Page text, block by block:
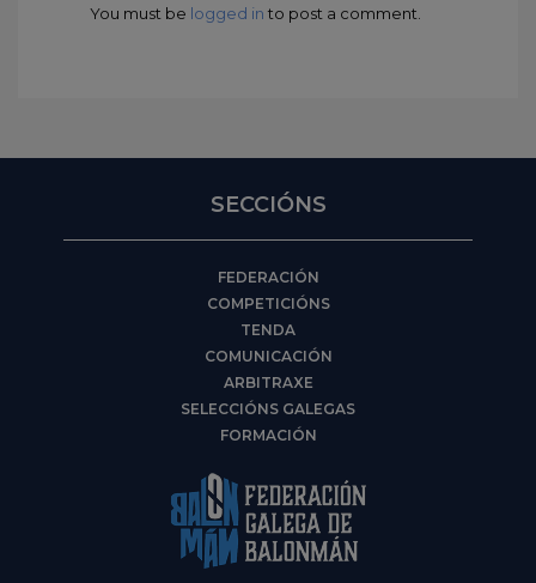
You must be logged in to post a comment.
SECCIÓNS
FEDERACIÓN
COMPETICIÓNS
TENDA
COMUNICACIÓN
ARBITRAXE
SELECCIÓNS GALEGAS
FORMACIÓN